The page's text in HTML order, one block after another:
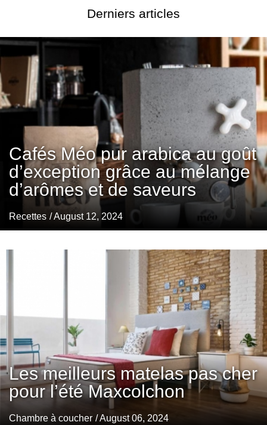
Derniers articles
Cafés Méo pur arabica au goût
d’exception grâce au mélange
d’arômes et de saveurs
Recettes / August 12, 2024
Les meilleurs matelas pas cher
pour l’été Maxcolchon
Chambre à coucher / August 06, 2024